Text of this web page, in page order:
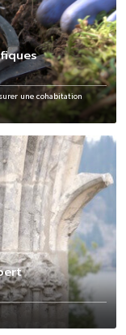
une cohabitation